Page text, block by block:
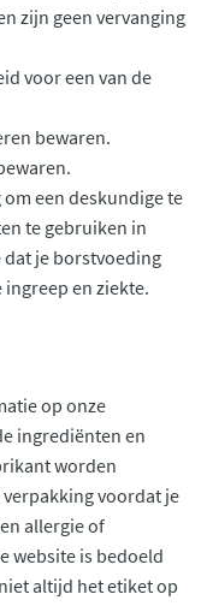
zijn geen vervanging
voor een van de
bewaren.
een deskundige te
te gebruiken in
dat je borstvoeding
en ziekte.
op onze
ingrediënten en
worden
voordat je
allergie of
website is bedoeld
altijd het etiket op